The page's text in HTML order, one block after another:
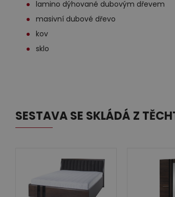
lamino dýhované dubovým dřevem
masivní dubové dřevo
kov
sklo
SESTAVA SE SKLÁDÁ Z